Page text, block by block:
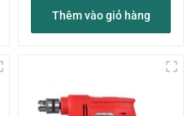
Thêm vào giỏ hàng